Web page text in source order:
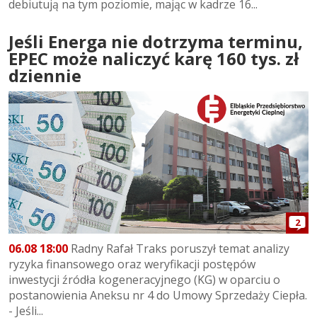
debiutują na tym poziomie, mając w kadrze 16...
Jeśli Energa nie dotrzyma terminu,
EPEC może naliczyć karę 160 tys. zł
dziennie
2
06.08 18:00 Radny Rafał Traks poruszył temat analizy
ryzyka finansowego oraz weryfikacji postępów
inwestycji źródła kogeneracyjnego (KG) w oparciu o
postanowienia Aneksu nr 4 do Umowy Sprzedaży Ciepła.
- Jeśli...